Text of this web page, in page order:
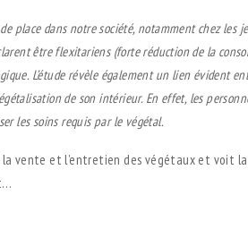
place dans notre société, notamment chez les
être flexitariens (forte réduction de la
L’étude révèle également un lien évident
de son intérieur. En effet, les
les soins requis par le végétal.
vente et l’entretien des végétaux et voit